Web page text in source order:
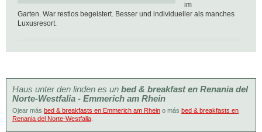
im
Garten. War restlos begeistert. Besser und individueller als manches
Luxusresort.
Haus unter den linden es un bed & breakfast en Renania del
Norte-Westfalia - Emmerich am Rhein
Ojear más bed & breakfasts en Emmerich am Rhein o más bed & breakfasts en
Renania del Norte-Westfalia